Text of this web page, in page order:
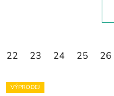
22 23 24 25 26
VÝPRODEJ